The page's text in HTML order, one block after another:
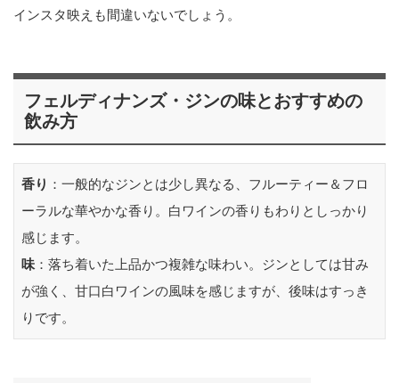
インスタ映えも間違いないでしょう。
フェルディナンズ・ジンの味とおすすめの
飲み方
香り ：一般的なジンとは少し異なる、フルーティー＆フロ
ーラルな華やかな香り。白ワインの香りもわりとしっかり
感じます。
味 ：落ち着いた上品かつ複雑な味わい。ジンとしては甘み
が強く、甘口白ワインの風味を感じますが、後味はすっき
りです。